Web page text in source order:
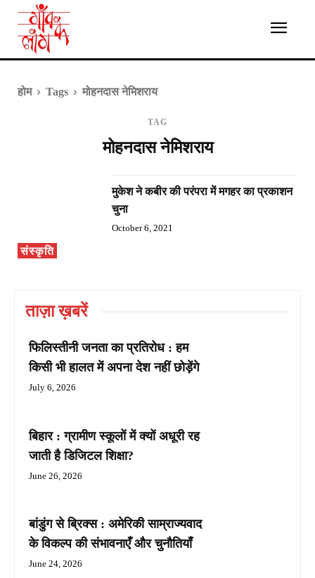
होम Tags मोहनदास नेमिशराय
TAG
मोहनदास नेमिशराय
संस्कृति
मुकेश ने कबीर की परंपरा में मगहर का प्रकाशन
चुना
October 6, 2021
ताज़ा ख़बरें
फिलिस्तीनी जनता का प्रतिरोध : हम
किसी भी हालत में अपना देश नहीं छोड़ेंगे
July 6, 2026
बिहार : ग्रामीण स्कूलों में क्यों अधूरी रह
जाती है डिजिटल शिक्षा?
June 26, 2026
बांडुंग से ब्रिक्स : अमेरिकी साम्राज्यवाद
के विकल्प की संभावनाएँ और चुनौतियाँ
June 24, 2026